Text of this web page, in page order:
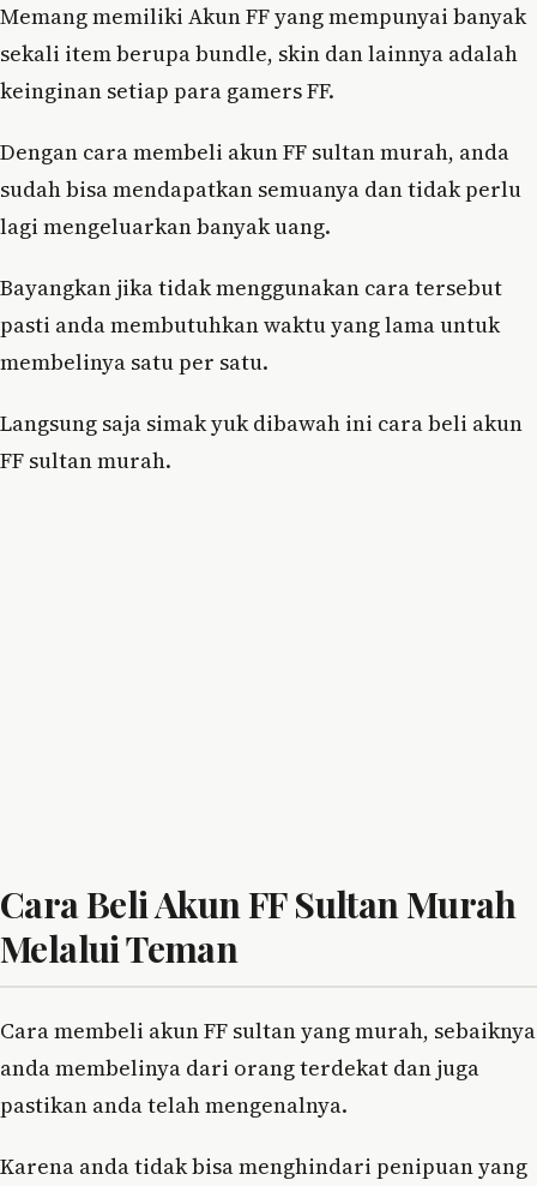
Memang memiliki Akun FF yang mempunyai banyak
sekali item berupa bundle, skin dan lainnya adalah
keinginan setiap para gamers FF.
Dengan cara membeli akun FF sultan murah, anda
sudah bisa mendapatkan semuanya dan tidak perlu
lagi mengeluarkan banyak uang.
Bayangkan jika tidak menggunakan cara tersebut
pasti anda membutuhkan waktu yang lama untuk
membelinya satu per satu.
Langsung saja simak yuk dibawah ini cara beli akun
FF sultan murah.
Cara Beli Akun FF Sultan Murah
Melalui Teman
Cara membeli akun FF sultan yang murah, sebaiknya
anda membelinya dari orang terdekat dan juga
pastikan anda telah mengenalnya.
Karena anda tidak bisa menghindari penipuan yang